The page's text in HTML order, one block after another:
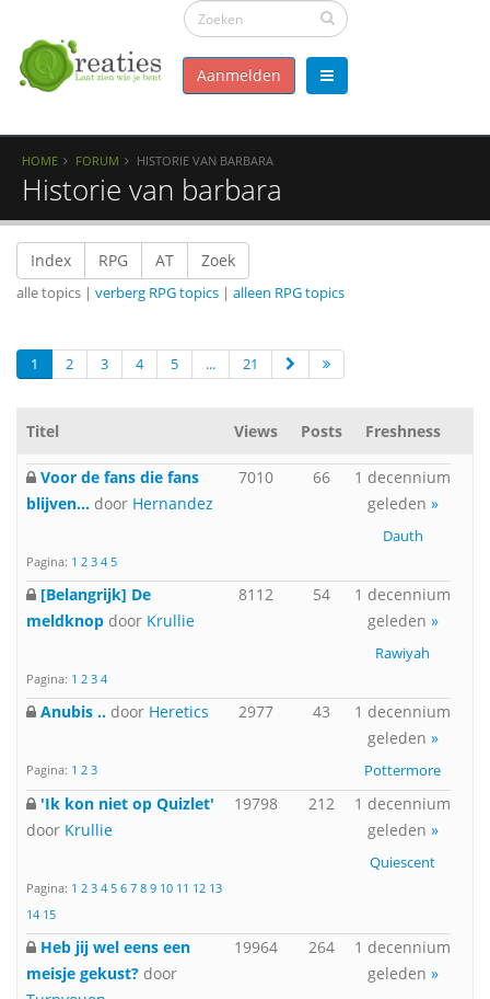
Aanmelden
HOME FORUM HISTORIE VAN BARBARA
Historie van barbara
Index RPG AT Zoek
alle topics | verberg RPG topics | alleen RPG topics
1 2 3 4 5 ... 21
Titel Views Posts Freshness
Voor de fans die fans
blijven... door Hernandez
Pagina: 1 2 3 4 5
7010 66
1 decennium
geleden »
Dauth
[Belangrijk] De
meldknop door Krullie
Pagina: 1 2 3 4
8112 54
1 decennium
geleden »
Rawiyah
Anubis .. door Heretics
Pagina: 1 2 3
2977 43
1 decennium
geleden »
Pottermore
'Ik kon niet op Quizlet'
door Krullie
Pagina: 1 2 3 4 5 6 7 8 9 10 11 12 13
14 15
19798 212
1 decennium
geleden »
Quiescent
Heb jij wel eens een
meisje gekust? door
19964 264
1 decennium
geleden »